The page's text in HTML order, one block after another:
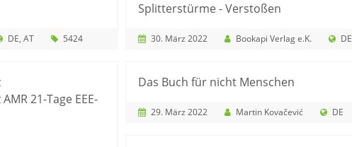
DE AT 5424
21-Tage EEE-
Splitterstürme - Verstoßen
30. März 2022 Bookapi Verlag e.K. DE
Das Buch für nicht Menschen
29. März 2022 Martin Kovačević DE